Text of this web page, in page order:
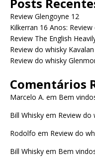
Posts
Review Glengoyne 12
Kilkerran 16 Anos:
Review The English
Review do whisky
Review do whisky
Comentários
Marcelo A. em Bem
Bill Whisky em Review do
Rodolfo em Review do
Bill Whisky em Bem